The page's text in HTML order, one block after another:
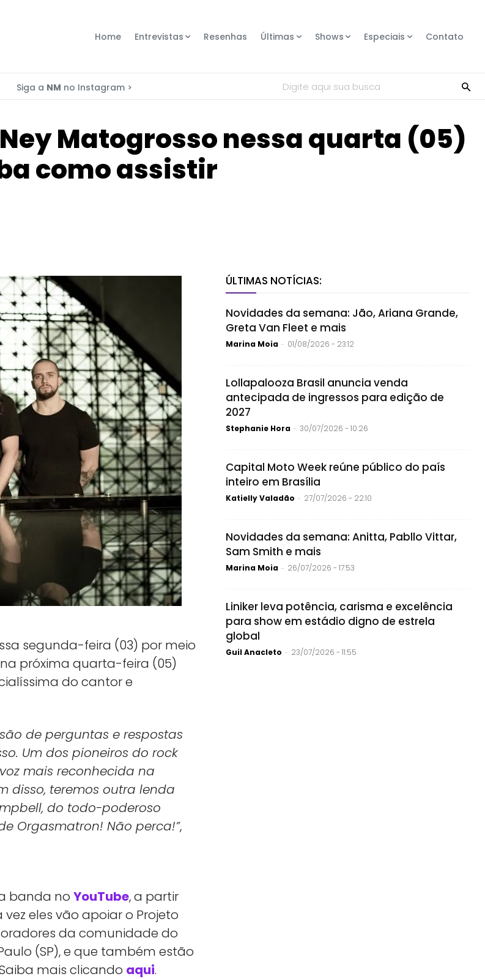
Home Entrevistas Resenhas Últimas Shows Especiais Contato
Siga a NM no Instagram > Digite aqui sua busca
Matogrosso nessa quarta (05)
como assistir
segunda-feira (03) por meio
próxima quarta-feira (05)
do cantor e
de perguntas e respostas
Um dos pioneiros do rock
mais reconhecida na
disso, teremos outra lenda
do todo-poderoso
Orgasmatron! Não perca!”,
banda no YouTube, a partir
eles vão apoiar o Projeto
da comunidade do
(SP), e que também estão
mais clicando aqui.
ÚLTIMAS NOTÍCIAS:
Novidades da semana: Jão, Ariana Grande,
Greta Van Fleet e mais
Marina Moia - 01/08/2026 - 23:12
Lollapalooza Brasil anuncia venda
antecipada de ingressos para edição de
2027
Stephanie Hora - 30/07/2026 - 10:26
Capital Moto Week reúne público do país
inteiro em Brasília
Katielly Valadão - 27/07/2026 - 22:10
Novidades da semana: Anitta, Pabllo Vittar,
Sam Smith e mais
Marina Moia - 26/07/2026 - 17:53
Liniker leva potência, carisma e excelência
para show em estádio digno de estrela
global
Guil Anacleto - 23/07/2026 - 11:55